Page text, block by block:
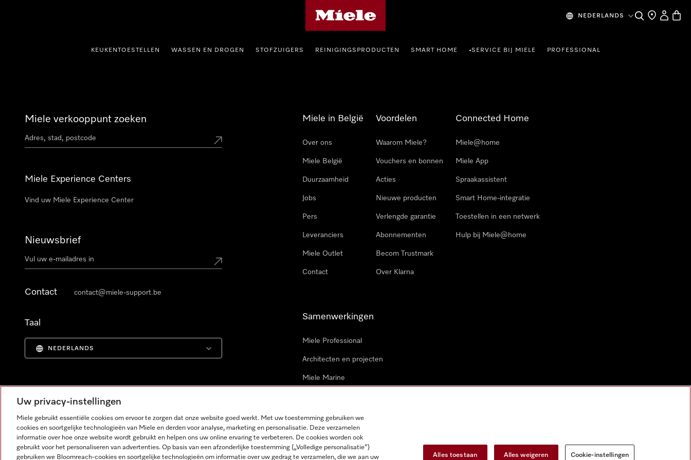
NEDERLANDS Wat zoek je?
Dealer zoeken
Mijn
KEUKENTOESTELLEN WASSEN EN DROGEN STOFZUIGERS REINIGINGSPRODUCTEN SMART HOME •SERVICE BIJ MIELE PROFESSIONAL
Miele verkooppunt zoeken
Miele Experience Centers
Vind uw Miele Experience Center
Nieuwsbrief
Contact contact@miele-support.be
Taal
NEDERLANDS
Miele in België
Over ons
Miele België
Duurzaamheid
Jobs
Pers
Leveranciers
Miele Outlet
Contact
Voordelen
Waarom Miele?
Vouchers en bonnen
Acties
Nieuwe producten
Verlengde garantie
Abonnementen
Becom Trustmark
Over Klarna
Connected Home
Miele@home
Miele App
Spraakassistent
Smart Home-integratie
Toestellen in een netwerk
Hulp bij Miele@home
Samenwerkingen
Miele Professional
Architecten en projecten
Miele Marine
Uw privacy-instellingen
Miele gebruikt essentiële cookies om ervoor te zorgen dat onze website goed werkt. Met uw toestemming gebruiken we
cookies en soortgelijke technologieën van Miele en derden voor analyse, marketing en personalisatie. Deze verzamelen
informatie over hoe onze website wordt gebruikt en helpen ons uw online ervaring te verbeteren. De cookies worden ook
gebruikt voor het personaliseren van advertenties. Op basis van een afzonderlijke toestemming („Volledige personalisatie“)
gebruiken we Bloomreach-cookies en soortgelijke technologieën om informatie over uw gedrag te verzamelen, die we aan uw
Alles toestaan Alles weigeren Cookie-instellingen